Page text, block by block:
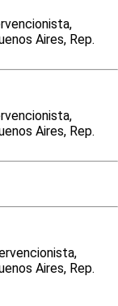
Aires, Rep.
Aires, Rep.
Aires, Rep.